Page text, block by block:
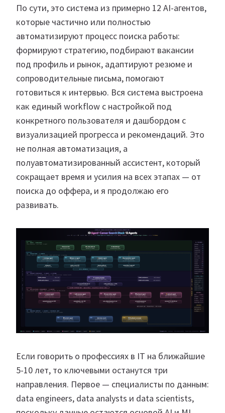
По сути, это система из примерно 12 AI-агентов,
которые частично или полностью
автоматизируют процесс поиска работы:
формируют стратегию, подбирают вакансии
под профиль и рынок, адаптируют резюме и
сопроводительные письма, помогают
готовиться к интервью. Вся система выстроена
как единый workflow с настройкой под
конкретного пользователя и дашбордом с
визуализацией прогресса и рекомендаций. Это
не полная автоматизация, а
полуавтоматизированный ассистент, который
сокращает время и усилия на всех этапах — от
поиска до оффера, и я продолжаю его
развивать.
Если говорить о профессиях в IT на ближайшие
5-10 лет, то ключевыми останутся три
направления. Первое — специалисты по данным:
data engineers, data analysts и data scientists,